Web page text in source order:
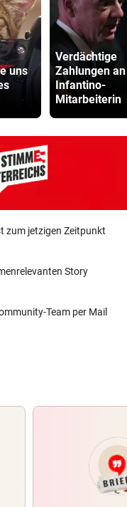
uns
Verdächtige
Zahlungen an
Infantino-
Mitarbeiterin
zum jetzigen Zeitpunkt
Story
Team per Mail